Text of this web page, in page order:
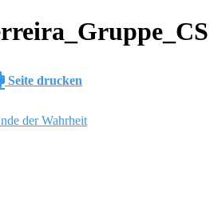
Seite drucken